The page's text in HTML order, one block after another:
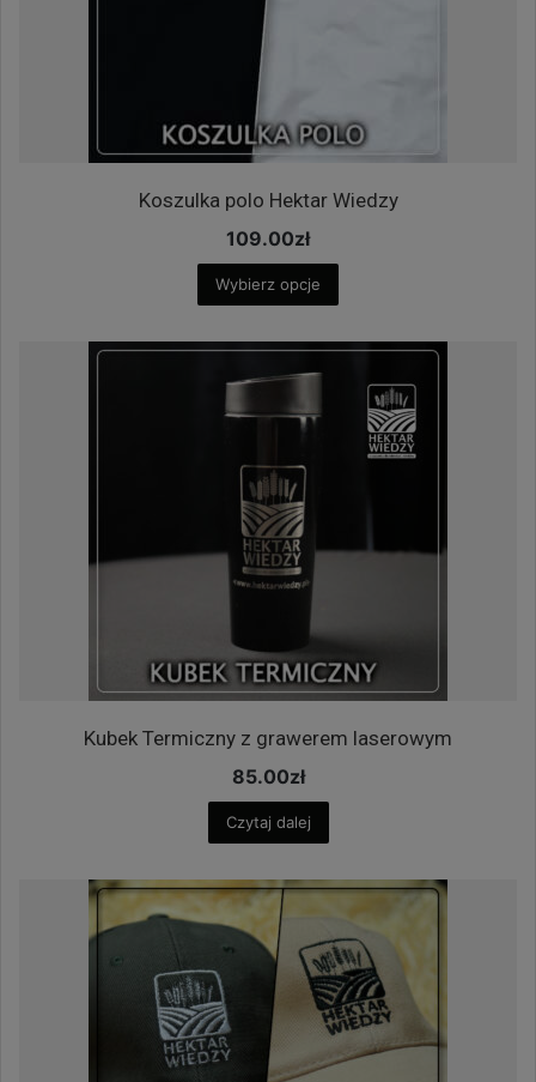
Koszulka polo Hektar Wiedzy
109.00zł
Wybierz opcje
Kubek Termiczny z grawerem laserowym
85.00zł
Czytaj dalej